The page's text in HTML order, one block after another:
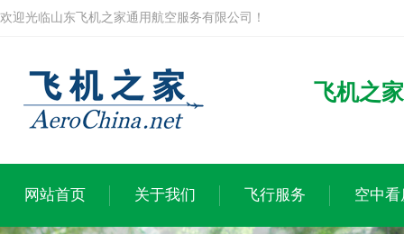
欢迎光临山东飞机之家通用航空服务有限公司！
飞机之
网站首页 关于我们 飞行服务 空中看